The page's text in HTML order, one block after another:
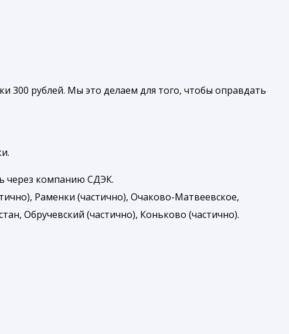
300 рублей. Мы это делаем для того, чтобы оправдать
через компанию СДЭК.
Раменки (частично), Очаково-Матвеевское,
Обручевский (частично), Коньково (частично).